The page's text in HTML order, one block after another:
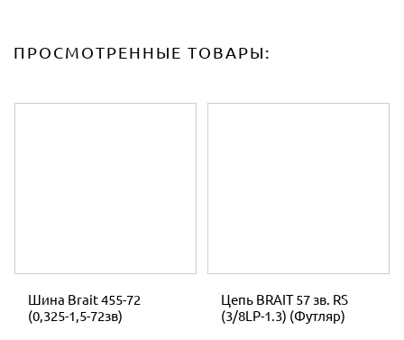
ПРОСМОТРЕННЫЕ ТОВАРЫ:
Шина Brait 455-72
(0,325-1,5-72зв)
Цепь BRAIT 57 зв. RS
(3/8LP-1.3) (Футляр)